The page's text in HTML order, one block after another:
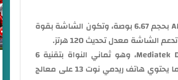
: حيث تكون شاشة هاتف Redmi Note 13 Pro من نوع AMOLED بحجم 6.67 بوصة، وتكون الشاشة بقوة
: أما عن معالج الهاتف يعمل بقوة Mediatek Dimensity 1080، وهو ثماني النواة بتقنية 6
نانومتر، ويتكون من نواتين، ويدعم الهاتف شبكات الجيل الخامس، فيما يحتوي هاتف ريدمي نوت 13 على معالج